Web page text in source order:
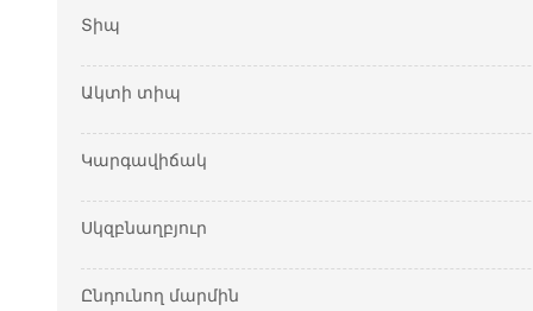
Տիպ
Ակտի տիպ
Կարգավիճակ
Սկզբնաղբյուր
Ընդունող մարմին